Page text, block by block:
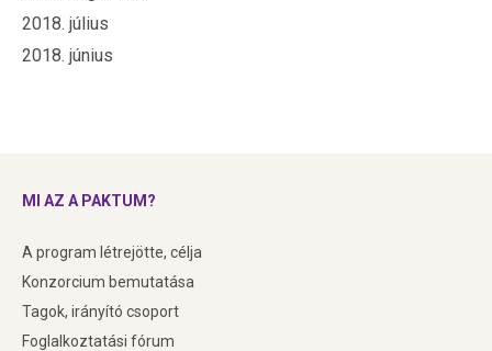
2018. július
2018. június
MI AZ A PAKTUM?
A program létrejötte, célja
Konzorcium bemutatása
Tagok, irányító csoport
Foglalkoztatási fórum